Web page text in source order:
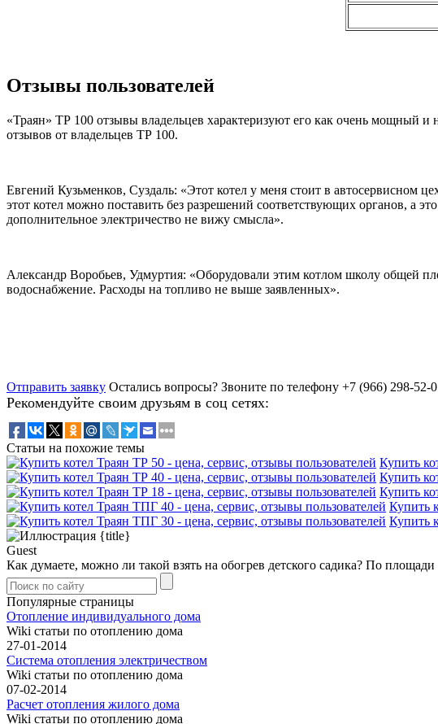
Отзывы пользователей
«Траян» ТР 100 отзывы владельцев характеризуют его как очень мощный
отзывов от владельцев ТР 100.
Евгений Кузьменков, Суздаль: «Этот котел у меня стоит в
этот котел можно поставить без разрешений соответствующих органов,
дополнительное электричество не вижу смысла».
Александр Воробьев, Удмуртия: «Оборудовали этим котлом школу общей
водоснабжение. Расходы на топливо не выше заявленных».
Отправить заявку Остались вопросы? Звоните по телефону +7 (966) 298-52-
Рекомендуйте своим друзьям в соц сетях:
Статьи на похожие темы
Купить
Купить
Купить
Купить
Купить
Guest
Как думаете, можно ли такой взять на обогрев детского садика? По
Популярные страницы
Отопление индивидуального дома
Wiki статьи по отоплению дома
27-01-2014
Система отопления электричеством
Wiki статьи по отоплению дома
07-02-2014
Расчет отопления жилого дома
Wiki статьи по отоплению дома